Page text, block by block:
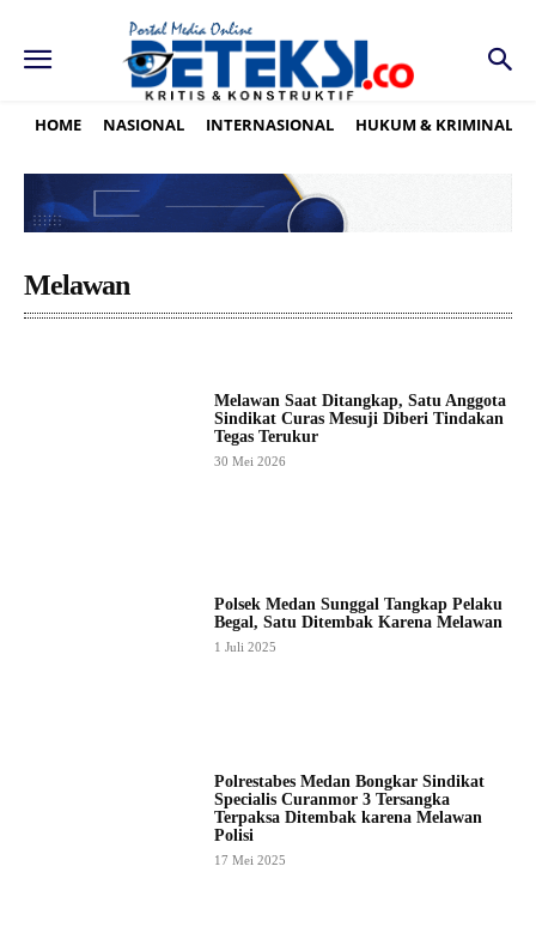
HOME NASIONAL INTERNASIONAL HUKUM & KRIMINAL
Melawan
Melawan Saat Ditangkap, Satu Anggota
Sindikat Curas Mesuji Diberi Tindakan
Tegas Terukur
30 Mei 2026
Polsek Medan Sunggal Tangkap Pelaku
Begal, Satu Ditembak Karena Melawan
1 Juli 2025
Polrestabes Medan Bongkar Sindikat
Specialis Curanmor 3 Tersangka
Terpaksa Ditembak karena Melawan
Polisi
17 Mei 2025